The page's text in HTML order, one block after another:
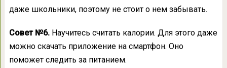
даже школьники, поэтому не стоит о нем забывать.
Совет №6.Научитесь считать калории. Для этого даже
можно скачать приложение на смартфон. Оно
поможет следить за питанием.